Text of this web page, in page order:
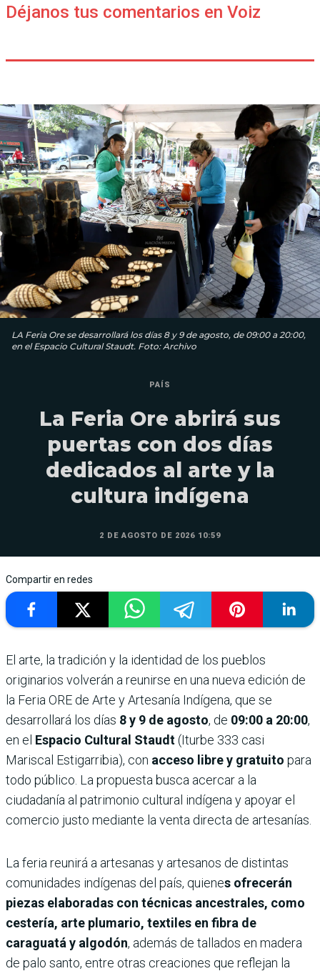
Déjanos tus comentarios en Voiz
LA Feria Ore se desarrollará los días 8 y 9 de agosto, de 09:00 a 20:00,
en el Espacio Cultural Staudt. Foto: Archivo
PAÍS
La Feria Ore abrirá sus
puertas con dos días
dedicados al arte y la
cultura indígena
2 DE AGOSTO DE 2026 10:59
Compartir en redes
El arte, la tradición y la identidad de los pueblos
originarios volverán a reunirse en una nueva edición de
la Feria ORE de Arte y Artesanía Indígena, que se
desarrollará los días 8 y 9 de agosto, de 09:00 a 20:00,
en el Espacio Cultural Staudt(Iturbe 333 casi
Mariscal Estigarribia), con acceso libre y gratuito para
todo público. La propuesta busca acercar a la
ciudadanía al patrimonio cultural indígena y apoyar el
comercio justo mediante la venta directa de artesanías.
La feria reunirá a artesanas y artesanos de distintas
comunidades indígenas del país, quienes ofrecerán
piezas elaboradas con técnicas ancestrales, como
cestería, arte plumario, textiles en fibra de
caraguatá y algodón, además de tallados en madera
de palo santo, entre otras creaciones que reflejan la